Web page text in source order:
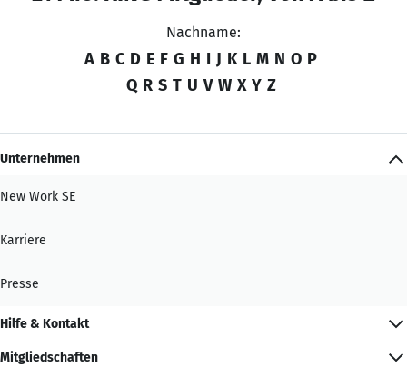
Nachname:
A B C D E F G H I J K L M N O P
Q R S T U V W X Y Z
Unternehmen
New Work SE
Karriere
Presse
Hilfe & Kontakt
Mitgliedschaften